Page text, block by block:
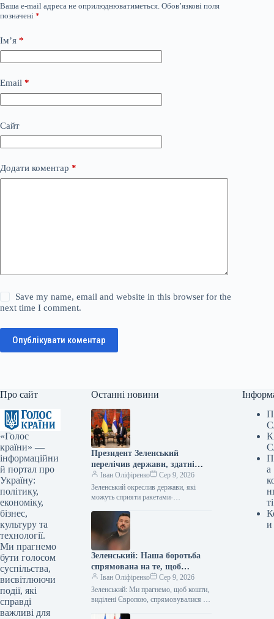
Ваша e-mail адреса не оприлюднюватиметься. Обов’язкові поля
позначені *
Ім’я *
Email *
Сайт
Додати коментар *
Save my name, email and website in this browser for the
next time I comment.
Опублікувати коментар
Про сайт
«Голос
країни» —
інформаційни
й портал про
Україну:
політику,
економіку,
бізнес,
культуру та
технології.
Ми прагнемо
бути голосом
суспільства,
висвітлюючи
події, які
справді
важливі для
Останні новини
Президент Зеленський
перелічив держави, здатні
надати підтримку у вигляді
ракет-перехоплювачів.
Іван Оліфіренко
Сер 9, 2026
Зеленський окреслив держави, які
можуть сприяти ракетами-
Укрінформ Польща та Німеччина
мають потенціал надавати Україні
ракети-перехоплювачі для систем…
Зеленський: Наша боротьба
спрямована на те, щоб
європейські фінанси були
використані для оборонних
ініціатив в Україні.
Іван Оліфіренко
Сер 9, 2026
Зеленський: Ми прагнемо, щоб кошти,
виділені Європою, спрямовувалися на
а
ті
и